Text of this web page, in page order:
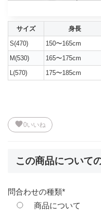
サイズ 身長
S(470)
150〜165cm
M(530)
165〜175cm
L(570)
175〜185cm
favorite0いいね
この商品について
問合わせの種類*
商品について